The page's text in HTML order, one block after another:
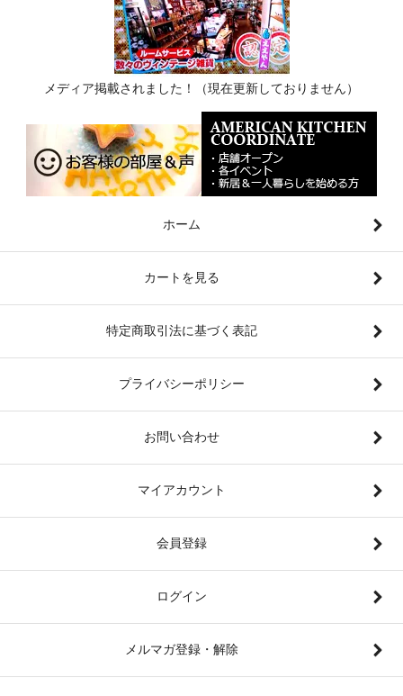
メディア掲載されました！（現在更新しておりません）
ホーム
カートを見る
特定商取引法に基づく表記
プライバシーポリシー
お問い合わせ
マイアカウント
会員登録
ログイン
メルマガ登録・解除